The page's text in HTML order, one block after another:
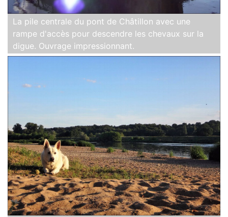
La pile centrale du pont de Châtillon avec une
rampe d'accès pour descendre les chevaux sur la
digue. Ouvrage impressionnant.